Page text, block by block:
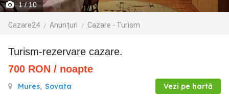
1/ 10
Cazare24 Anunțuri Cazare - Turism
Turism-rezervare cazare.
700 RON / noapte
Mures, Sovata Vezi pe hartă